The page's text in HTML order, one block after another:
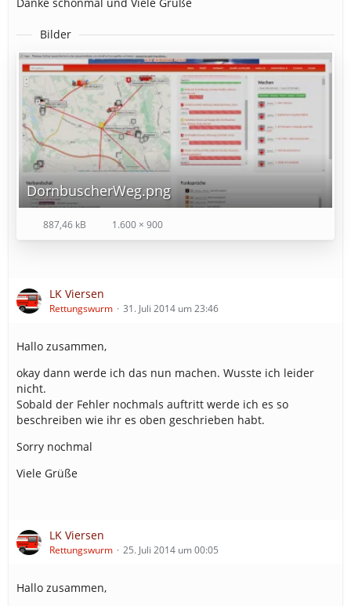
Bilder
DornbuscherWeg.png
887,46 kB 1.600 × 900
LK Viersen
Rettungswurm 31. Juli 2014 um 23:46
Hallo zusammen,
okay dann werde ich das nun machen. Wusste ich leider
nicht.
Sobald der Fehler nochmals auftritt werde ich es so
beschreiben wie ihr es oben geschrieben habt.
Sorry nochmal
Viele Grüße
LK Viersen
Rettungswurm 25. Juli 2014 um 00:05
Hallo zusammen,